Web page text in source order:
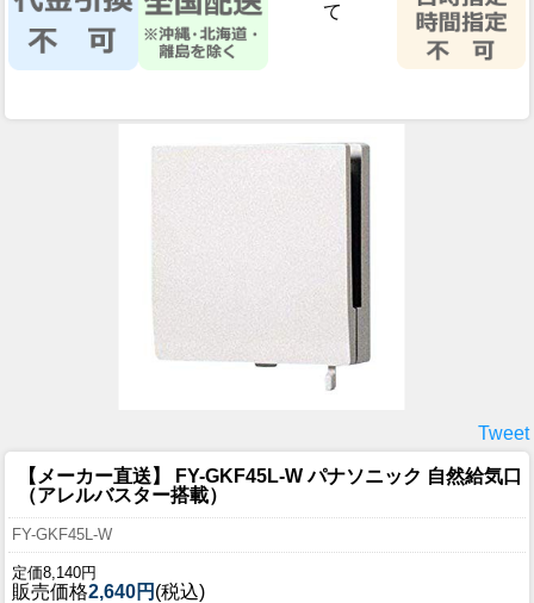
Tweet
【メーカー直送】 FY-GKF45L-W パナソニック 自然給気口
（アレルバスター搭載）
FY-GKF45L-W
定価8,140円
販売価格2,640円 (税込)